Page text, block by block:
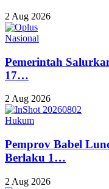
2 Aug 2026
Nasional
Pemerintah
17…
2 Aug 2026
Hukum
Pemprov Babel
Berlaku 1…
2 Aug 2026